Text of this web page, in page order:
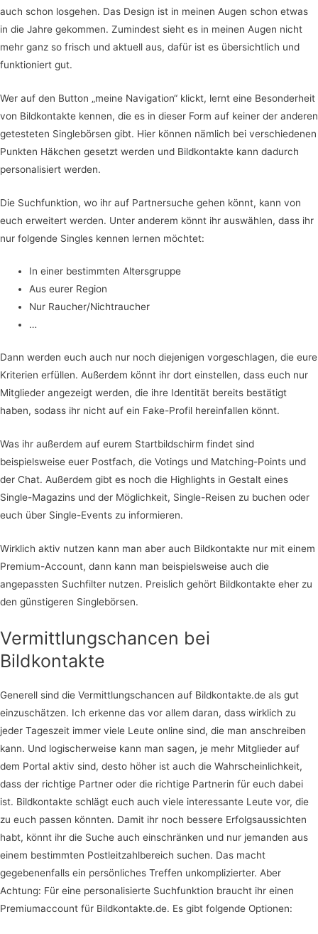
auch schon losgehen. Das Design ist in meinen Augen schon etwas
in die Jahre gekommen. Zumindest sieht es in meinen Augen nicht
mehr ganz so frisch und aktuell aus, dafür ist es übersichtlich und
funktioniert gut.
Wer auf den Button „meine Navigation“ klickt, lernt eine Besonderheit
von Bildkontakte kennen, die es in dieser Form auf keiner der anderen
getesteten Singlebörsen gibt. Hier können nämlich bei verschiedenen
Punkten Häkchen gesetzt werden und Bildkontakte kann dadurch
personalisiert werden.
Die Suchfunktion, wo ihr auf Partnersuche gehen könnt, kann von
euch erweitert werden. Unter anderem könnt ihr auswählen, dass ihr
nur folgende Singles kennen lernen möchtet:
In einer bestimmten Altersgruppe
Aus eurer Region
Nur Raucher/Nichtraucher
…
Dann werden euch auch nur noch diejenigen vorgeschlagen, die eure
Kriterien erfüllen. Außerdem könnt ihr dort einstellen, dass euch nur
Mitglieder angezeigt werden, die ihre Identität bereits bestätigt
haben, sodass ihr nicht auf ein Fake-Profil hereinfallen könnt.
Was ihr außerdem auf eurem Startbildschirm findet sind
beispielsweise euer Postfach, die Votings und Matching-Points und
der Chat. Außerdem gibt es noch die Highlights in Gestalt eines
Single-Magazins und der Möglichkeit, Single-Reisen zu buchen oder
euch über Single-Events zu informieren.
Wirklich aktiv nutzen kann man aber auch Bildkontakte nur mit einem
Premium-Account, dann kann man beispielsweise auch die
angepassten Suchfilter nutzen. Preislich gehört Bildkontakte eher zu
den günstigeren Singlebörsen.
Vermittlungschancen bei
Bildkontakte
Generell sind die Vermittlungschancen auf Bildkontakte.de als gut
einzuschätzen. Ich erkenne das vor allem daran, dass wirklich zu
jeder Tageszeit immer viele Leute online sind, die man anschreiben
kann. Und logischerweise kann man sagen, je mehr Mitglieder auf
dem Portal aktiv sind, desto höher ist auch die Wahrscheinlichkeit,
dass der richtige Partner oder die richtige Partnerin für euch dabei
ist. Bildkontakte schlägt euch auch viele interessante Leute vor, die
zu euch passen könnten. Damit ihr noch bessere Erfolgsaussichten
habt, könnt ihr die Suche auch einschränken und nur jemanden aus
einem bestimmten Postleitzahlbereich suchen. Das macht
gegebenenfalls ein persönliches Treffen unkomplizierter. Aber
Achtung: Für eine personalisierte Suchfunktion braucht ihr einen
Premiumaccount für Bildkontakte.de. Es gibt folgende Optionen: